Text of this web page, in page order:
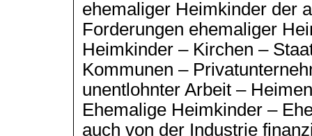
ehemaliger Heimkinder der
Forderungen ehemaliger
Heimkinder – Kirchen –
Kommunen –
unentlohnter Arbeit –
Ehemalige Heimkinder –
auch von der Industrie